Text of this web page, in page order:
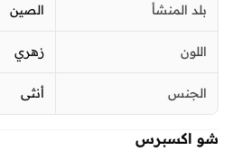
بلد المنشأ الصين
اللون زهري
الجنس أنثى
شو اكسبرس